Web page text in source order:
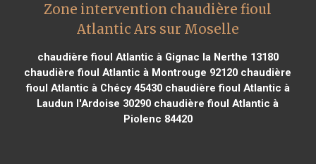
Zone intervention chaudière fioul
Atlantic Ars sur Moselle
chaudière fioul Atlantic à Gignac la Nerthe 13180
chaudière fioul Atlantic à Montrouge 92120 chaudière
fioul Atlantic à Chécy 45430chaudière fioul Atlantic à
Laudun l'Ardoise 30290 chaudière fioul Atlantic à
Piolenc 84420